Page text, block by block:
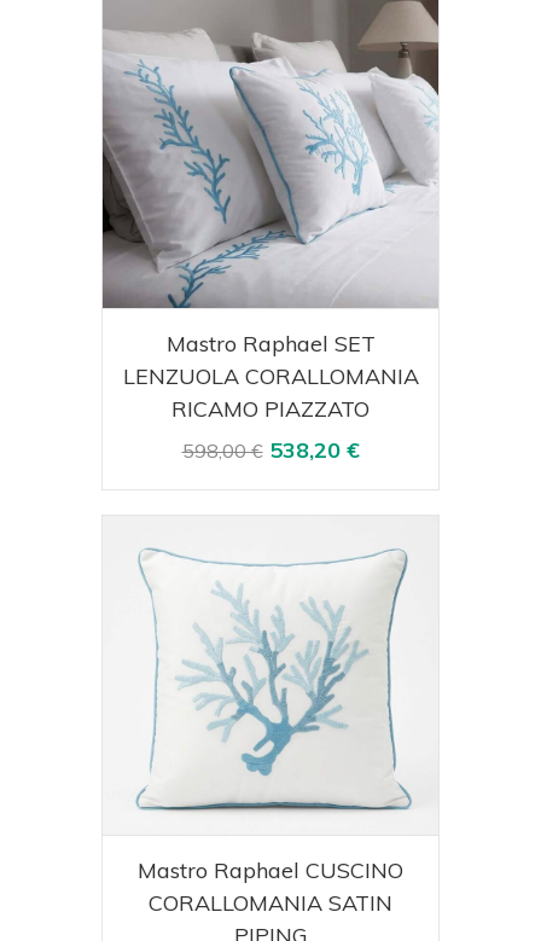
Acquista Visualizza
Mastro Raphael SET
LENZUOLA CORALLOMANIA
RICAMO PIAZZATO
598,00 € 538,20 €
Acquista Visualizza
Mastro Raphael CUSCINO
CORALLOMANIA SATIN